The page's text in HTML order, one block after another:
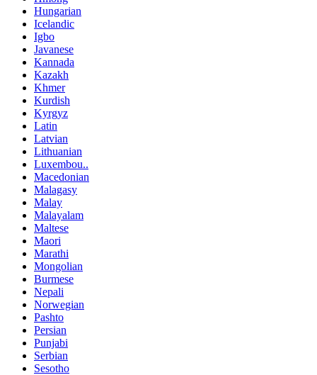
Hungarian
Icelandic
Igbo
Javanese
Kannada
Kazakh
Khmer
Kurdish
Kyrgyz
Latin
Latvian
Lithuanian
Luxembou..
Macedonian
Malagasy
Malay
Malayalam
Maltese
Maori
Marathi
Mongolian
Burmese
Nepali
Norwegian
Pashto
Persian
Punjabi
Serbian
Sesotho